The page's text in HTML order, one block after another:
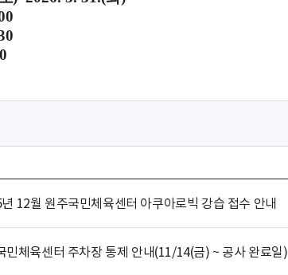
12월 원주국민체육센터 아쿠아로빅 강습 접수 안내
민체육센터 주차장 통제 안내(11/14(금) ~ 공사 완료일)